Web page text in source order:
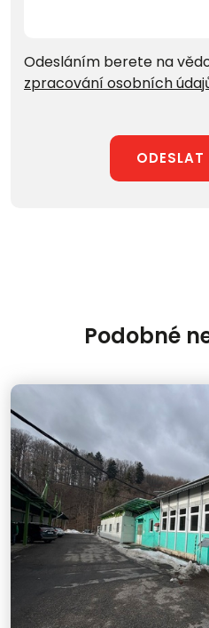
Odesláním berete na
zpracování osobních
Podobné